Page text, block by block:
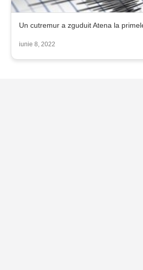
Un cutremur a zguduit Atena la
iunie 8, 2022